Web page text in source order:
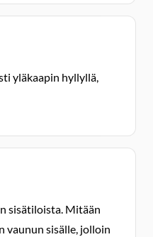
yläkaapin hyllyllä,
sisätiloista. Mitään
vaunun sisälle, jolloin